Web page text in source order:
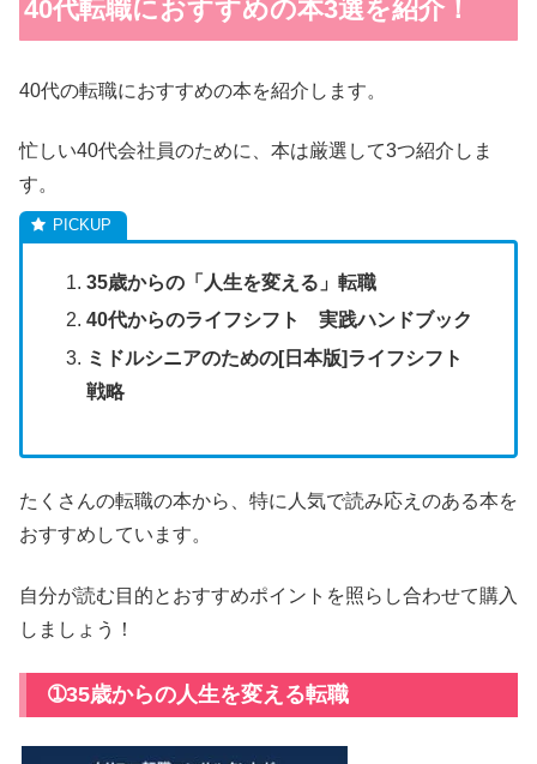
40代転職におすすめの本3選を紹介！
40代の転職におすすめの本を紹介します。
忙しい40代会社員のために、本は厳選して3つ紹介しま
す。
35歳からの「人生を変える」転職
40代からのライフシフト 実践ハンドブック
ミドルシニアのための[日本版]ライフシフト
戦略
たくさんの転職の本から、特に人気で読み応えのある本を
おすすめしています。
自分が読む目的とおすすめポイントを照らし合わせて購入
しましょう！
➀35歳からの人生を変える転職